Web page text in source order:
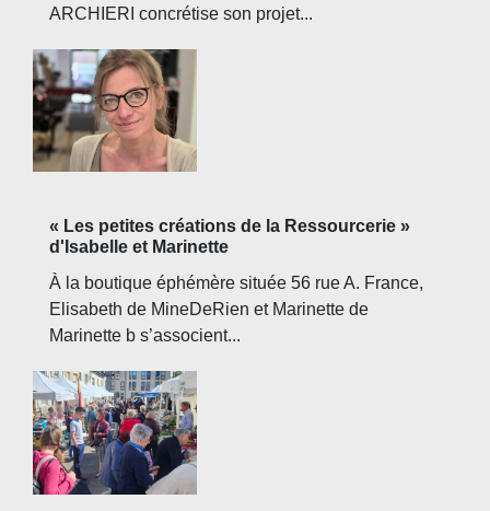
ARCHIERI concrétise son projet...
« Les petites créations de la Ressourcerie »
d'Isabelle et Marinette
À la boutique éphémère située 56 rue A. France,
Elisabeth de MineDeRien et Marinette de
Marinette b s’associent...